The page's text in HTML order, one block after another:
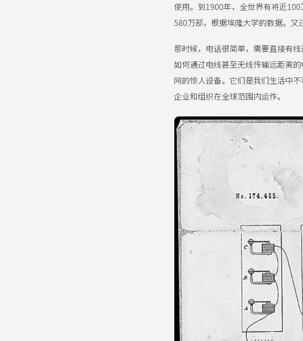
使用。到1900年，全世界有将近
580万部，根据埃隆大学的数据。又
那时候，电话很简单，需要直接有
如何通过电线甚至无线传输远距离
网的惊人设备。它们是我们生活中
企业和组织在全球范围内运作。